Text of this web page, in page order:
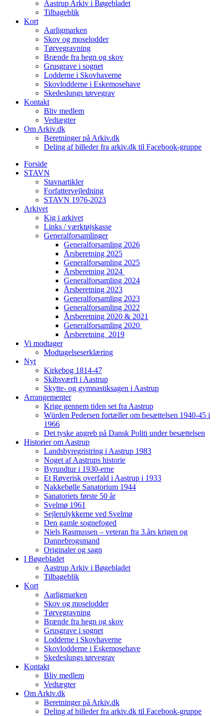
Aastrup Arkiv i Bøgebladet
Tilbageblik
Kort
Aarligmarken
Skov og moselodder
Tørvegravning
Brænde fra hegn og skov
Grusgrave i sognet
Lodderne i Skovhaverne
Skovlodderne i Eskemosehave
Skedeslungs tørvegrav
Kontakt
Bliv medlem
Vedtægter
Om Arkiv.dk
Beretninger på Arkiv.dk
Deling af billeder fra arkiv.dk til Facebook-gruppe
Forside
STAVN
Stavnartikler
Forfattervejledning
STAVN 1976-2023
Arkivet
Kig i arkivet
Links / værktøjskasse
Generalforsamlinger
Generalforsamling 2026
Årsberetning 2025
Generalforsamling 2025
Årsberetning 2024
Generalforsamling 2024
Årsberetning 2023
Generalforsamling 2023
Generalforsamling 2022
Årsberetning 2020 & 2021
Generalforsamling 2020
Årsberetning 2019
Vi modtager
Modtagelseserklæring
Nyt
Kirkebog 1814-47
Skibsværft i Aastrup
Skytte- og gymnastiksagen i Aastrup
Arrangementer
Krige gennem tiden set fra Aastrup
Würden Pedersen fortæller om besættelsen 1940-45 i
1966
Det tyske angreb på Dansk Politi under besættelsen
Historier om Aastrup
Landsbyregristring i Aastrup 1983
Noget af Aastrups historie
Byrundtur i 1930-erne
Et Røverisk overfald i Aastrup i 1933
Nakkebølle Sanatorium 1944
Sanatoriets første 50 år
Svelmø 1961
Sejlerulykkerne ved Svelmø
Den gamle sognefoged
Niels Rasmussen – veteran fra 3.års krigen og
Dannebrogsmand
Originaler og sagn
I Bøgebladet
Aastrup Arkiv i Bøgebladet
Tilbageblik
Kort
Aarligmarken
Skov og moselodder
Tørvegravning
Brænde fra hegn og skov
Grusgrave i sognet
Lodderne i Skovhaverne
Skovlodderne i Eskemosehave
Skedeslungs tørvegrav
Kontakt
Bliv medlem
Vedtægter
Om Arkiv.dk
Beretninger på Arkiv.dk
Deling af billeder fra arkiv.dk til Facebook-gruppe